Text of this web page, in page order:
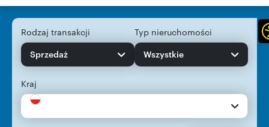
Rodzaj transakcji
Sprzedaż
Typ nieruchomości
Wszystkie
Kraj